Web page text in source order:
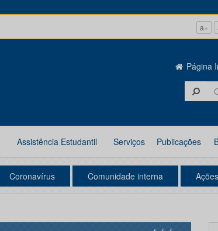
a+
Página
Assistência Estudantil Serviços Publicações
Coronavírus Comunidade interna